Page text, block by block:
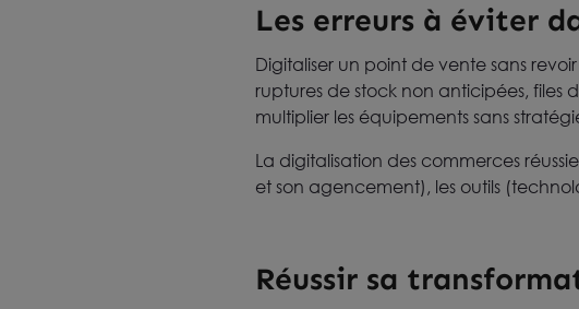
Les erreurs à éviter
Digitaliser un point de vente sans
ruptures de stock non anticipées, files
multiplier les équipements sans
La digitalisation des commerces
et son agencement), les outils
Réussir sa